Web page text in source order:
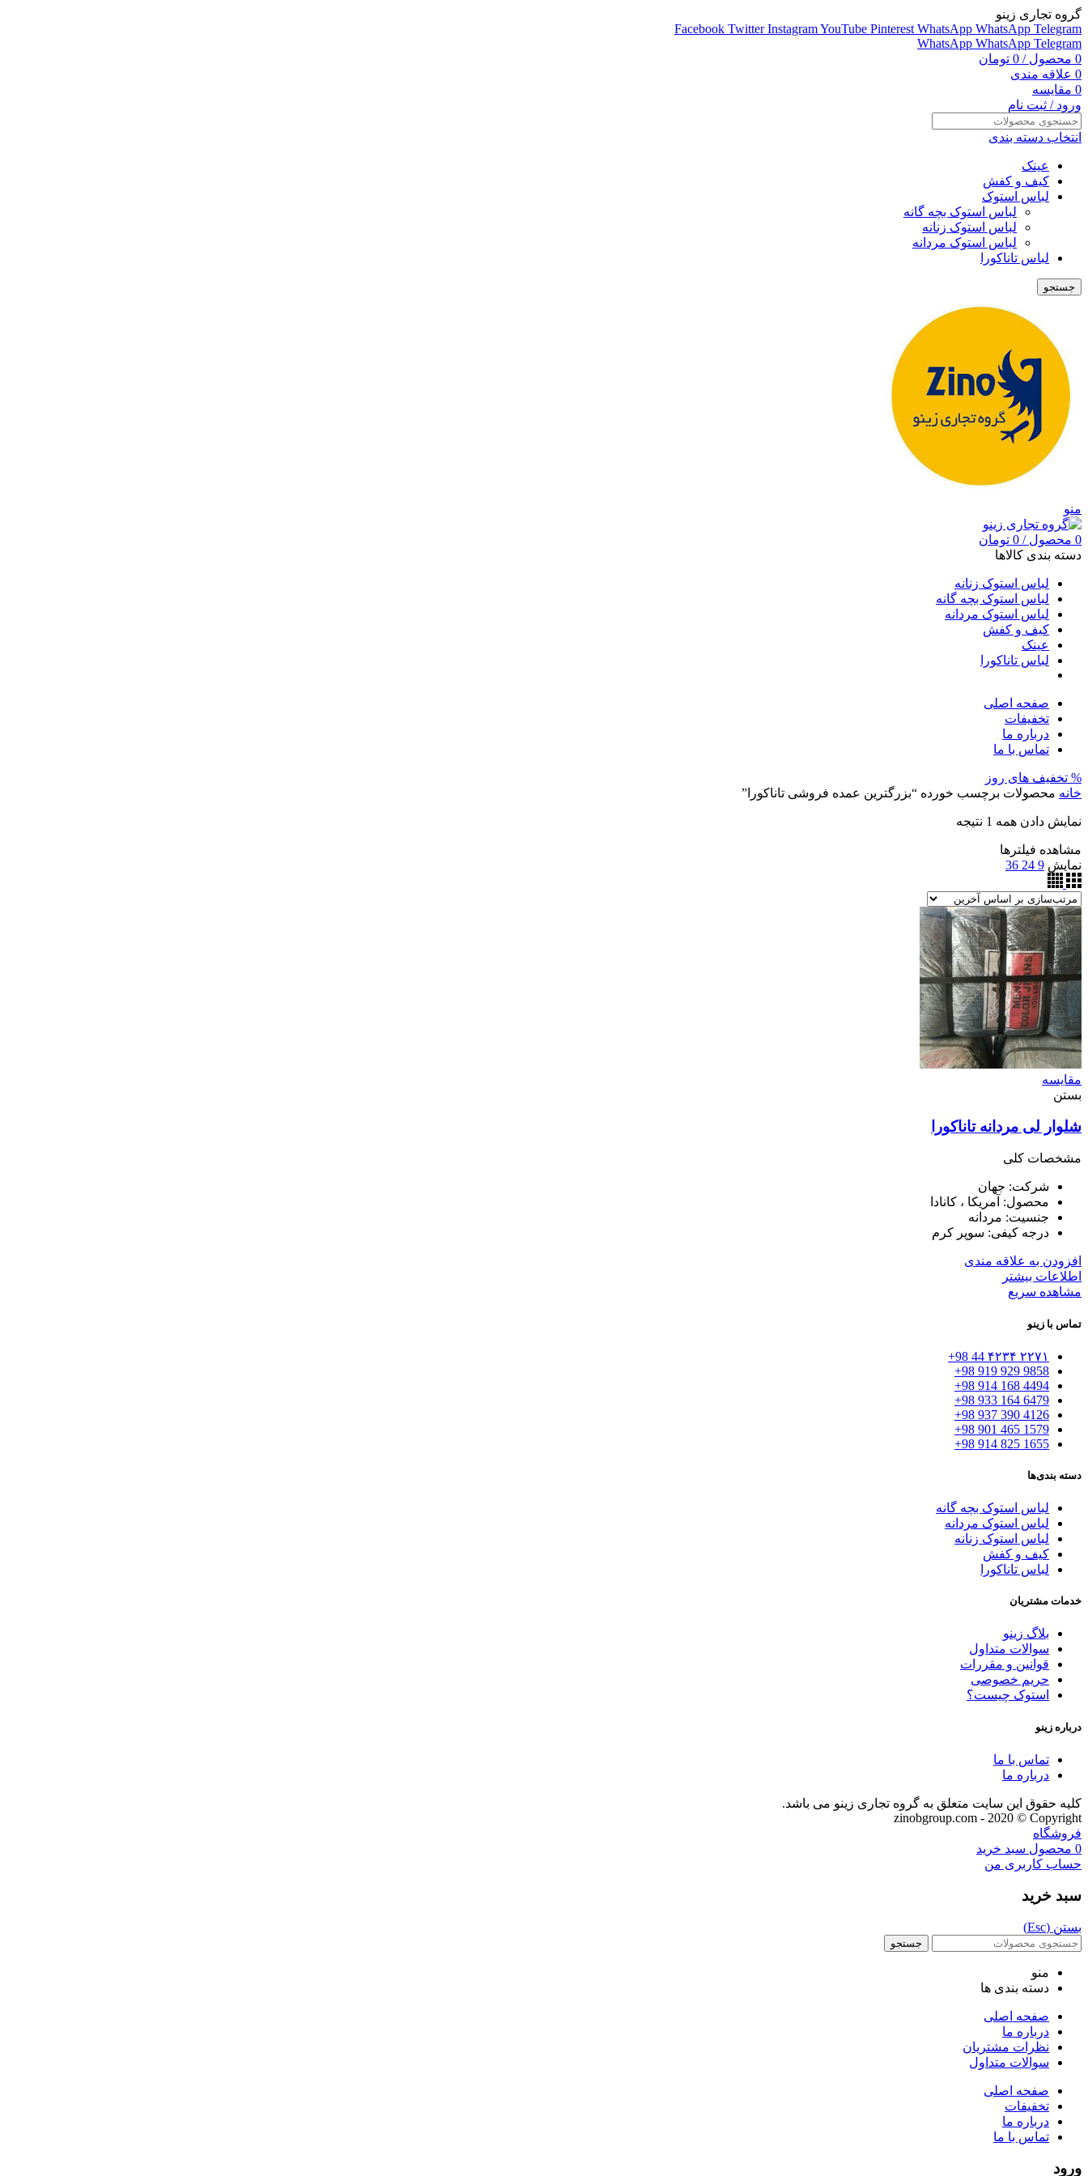
گروه تجاری زینو
Facebook Twitter InstagramYouTube Pinterest WhatsApp WhatsApp Telegram
WhatsApp WhatsApp Telegram
0 محصول /
0 تومان
0 علاقه مندی
0 مقایسه
ورود / ثبت نام
انتخاب دسته بندی
عینک
کیف و کفش
لباس استوک
لباس استوک بچه گانه
لباس استوک زنانه
لباس استوک مردانه
لباس تاناکورا
جستجو
منو
0 محصول /
0 تومان
دسته بندی کالاها
لباس استوک زنانه
لباس استوک بچه گانه
لباس استوک مردانه
کیف و کفش
عینک
لباس تاناکورا
صفحه اصلی
تخفیفات
درباره ما
تماس با ما
% تخفیف های روز
خانه محصولات برچسب خورده “بزرگترین عمده فروشی تاناکورا”
نمایش دادن همه 1 نتیجه
مشاهده فیلترها
نمایش 9
24
36
مقایسه
بستن
شلوار لی مردانه تاناکورا
مشخصات کلی
شرکت: جهان
محصول: آمریکا ، کانادا
جنسیت: مردانه
درجه کیفی: سوپر کرم
افزودن به علاقه مندی
اطلاعات بیشتر
مشاهده سریع
تماس با زینو
۲۲۷۱ ۴۲۳۴ 44 98+
9858 929 919 98+
4494 168 914 98+
6479 164 933 98+
4126 390 937 98+
1579 465 901 98+
1655 825 914 98+
دسته بندی‌ها
لباس استوک بچه گانه
لباس استوک مردانه
لباس استوک زنانه
کیف و کفش
لباس تاناکورا
خدمات مشتریان
بلاگ زینو
سوالات متداول
قوانین و مقررات
حریم خصوصی
استوک چیست؟
درباره زینو
تماس با ما
درباره ما
کلیه حقوق این سایت متعلق به گروه تجاری زینو می باشد.
zinobgroup.com - 2020 © Copyright
فروشگاه
0 محصول سبد خرید
حساب کاربری من
سبد خرید
بستن (Esc)
جستجو
منو
دسته بندی ها
صفحه اصلی
درباره ما
نظرات مشتریان
سوالات متداول
صفحه اصلی
تخفیفات
درباره ما
تماس با ما
ورود